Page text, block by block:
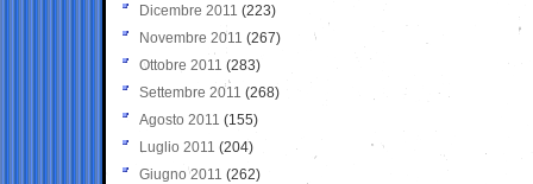
Dicembre 2011 (223)
Novembre 2011 (267)
Ottobre 2011 (283)
Settembre 2011 (268)
Agosto 2011 (155)
Luglio 2011 (204)
Giugno 2011 (262)